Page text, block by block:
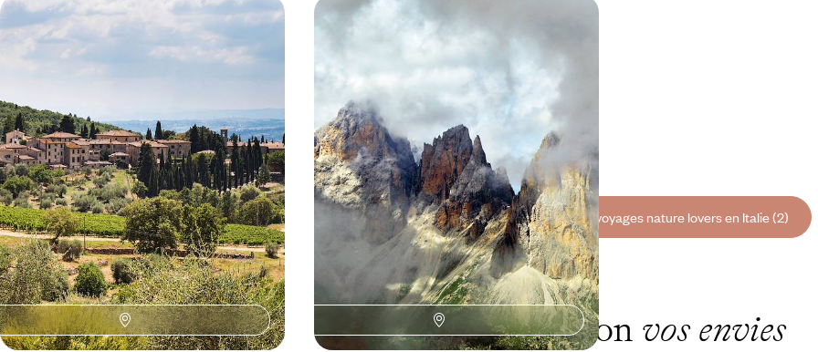
Au cœur des collines toscanes - Une
semaine dans le Chianti
8 jours, de 1700 à 2400 €
Les Dolomites aux beaux jours -
Pics vertigineux, tendres vallées et
villages perchés
Fuir les grosses chaleurs et déconnecter dans
des paysages à grand spectacle, entre douceur
italienne et influences autrichiennes
9 jours, de 2600 à 3600 €
Toutes nos suggestions de voyages nature lovers en Italie (2)
L'Italie selon vos envies